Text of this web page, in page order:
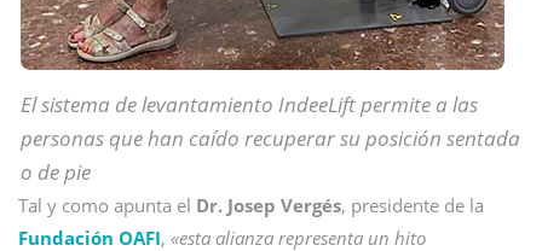
El sistema de levantamiento IndeeLift permite a las
personas que han caído recuperar su posición sentada
o de pie
Tal y como apunta el Dr. Josep Vergés, presidente de la
Fundación OAFI, «esta alianza representa un hito